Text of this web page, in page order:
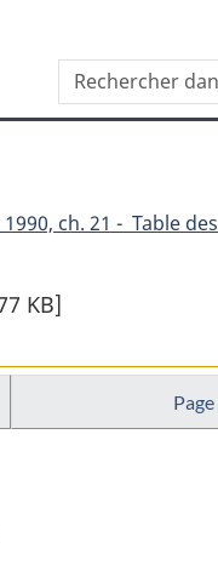
Rechercher
dans
Canada.ca
1990, ch. 21 - Table
KB]